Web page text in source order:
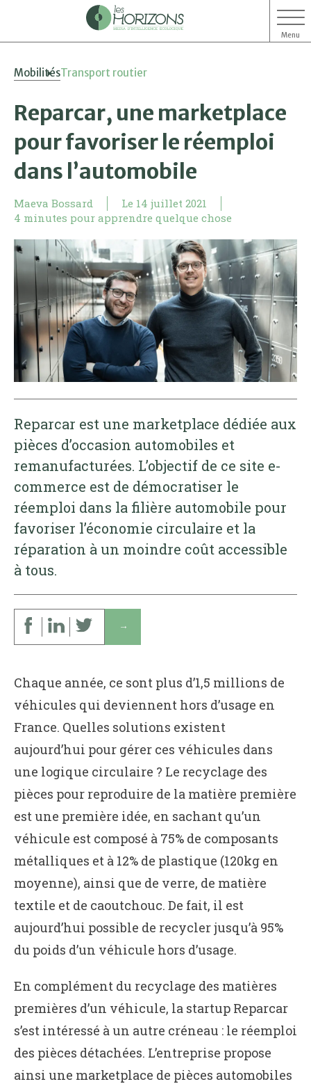
Menu
MobilitésTransport routier
Reparcar, une marketplace
pour favoriser le réemploi
dans l’automobile
Maeva Bossard Le 14 juillet 2021
4 minutes pour apprendre quelque chose
Reparcar est une marketplace dédiée aux
pièces d’occasion automobiles et
remanufacturées. L’objectif de ce site e-
commerce est de démocratiser le
réemploi dans la filière automobile pour
favoriser l’économie circulaire et la
réparation à un moindre coût accessible
à tous.
↓
Chaque année, ce sont plus d’1,5 millions de
véhicules qui deviennent hors d’usage en
France. Quelles solutions existent
aujourd’hui pour gérer ces véhicules dans
une logique circulaire ? Le recyclage des
pièces pour reproduire de la matière première
est une première idée, en sachant qu’un
véhicule est composé à 75% de composants
métalliques et à 12% de plastique (120kg en
moyenne), ainsi que de verre, de matière
textile et de caoutchouc. De fait, il est
aujourd’hui possible de recycler jusqu’à 95%
du poids d’un véhicule hors d’usage.
En complément du recyclage des matières
premières d’un véhicule, la startup Reparcar
s’est intéressé à un autre créneau : le réemploi
des pièces détachées. L’entreprise propose
ainsi une marketplace de pièces automobiles